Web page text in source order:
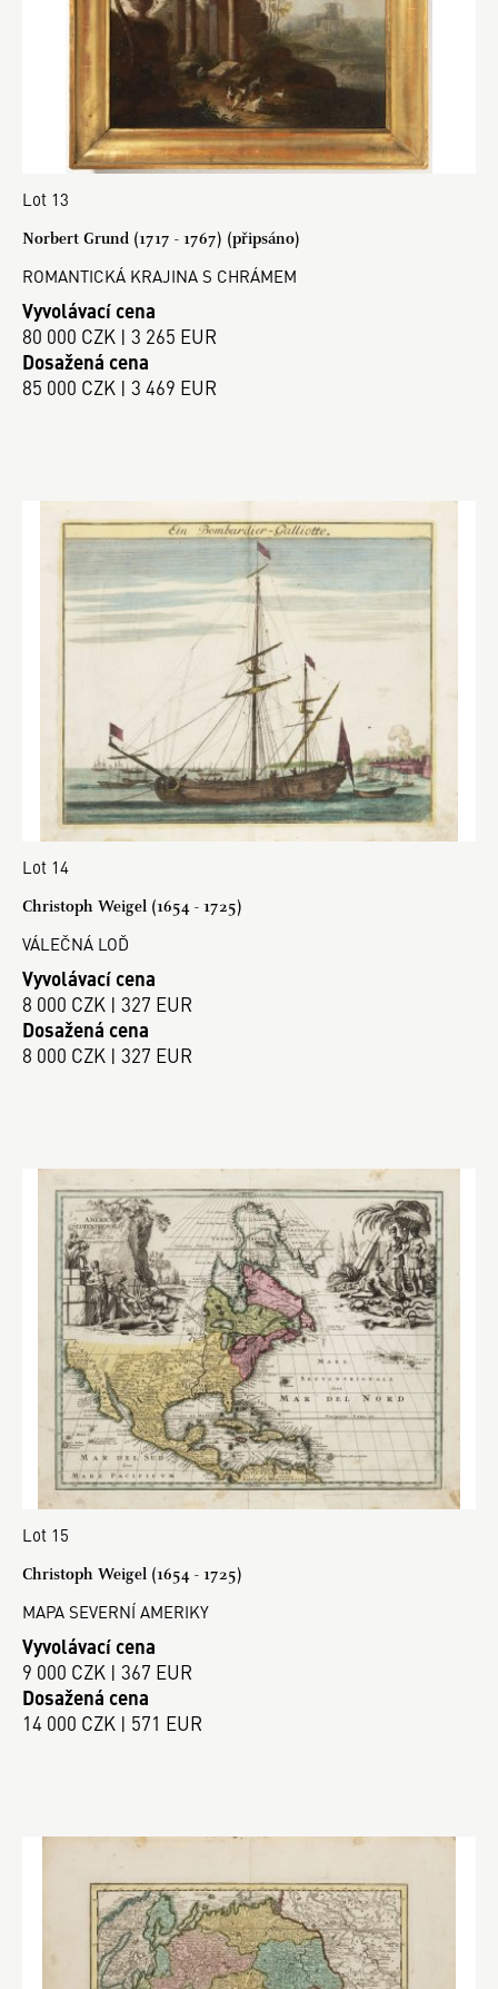
Lot 13
Norbert Grund (1717 - 1767) (připsáno)
ROMANTICKÁ KRAJINA S CHRÁMEM
Vyvolávací cena
80 000 CZK | 3 265 EUR
Dosažená cena
85 000 CZK | 3 469 EUR
Lot 14
Christoph Weigel (1654 - 1725)
VÁLEČNÁ LOĎ
Vyvolávací cena
8 000 CZK | 327 EUR
Dosažená cena
8 000 CZK | 327 EUR
Lot 15
Christoph Weigel (1654 - 1725)
MAPA SEVERNÍ AMERIKY
Vyvolávací cena
9 000 CZK | 367 EUR
Dosažená cena
14 000 CZK | 571 EUR